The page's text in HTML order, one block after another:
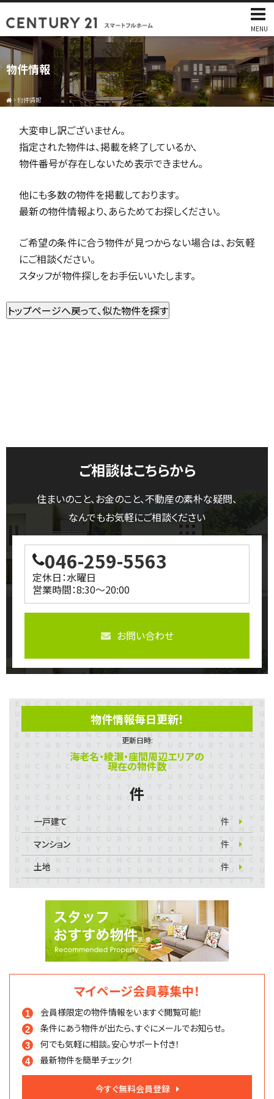
MENU
物件情報
>物件情報
大変申し訳ございません。
指定された物件は、掲載を終了しているか、
物件番号が存在しないため表示できません。
他にも多数の物件を掲載しております。
最新の物件情報より、あらためてお探しください。
ご希望の条件に合う物件が見つからない場合は、お気軽
にご相談ください。
スタッフが物件探しをお手伝いいたします。
ご相談はこちらから
住まいのこと、お金のこと、不動産の素朴な疑問、
なんでもお気軽にご相談ください
046-259-5563
定休日：水曜日
営業時間：8:30～20:00
お問い合わせ
物件情報毎日更新！
更新日時:
海老名・綾瀬・座間周辺エリアの
現在の物件数
件
一戸建て
件
マンション
件
土地
件
マイページ会員募集中！
会員様限定の物件情報をいますぐ閲覧可能！
条件にあう物件が出たら、すぐにメールでお知らせ。
何でも気軽に相談。安心サポート付き！
最新物件を簡単チェック！
今すぐ無料会員登録